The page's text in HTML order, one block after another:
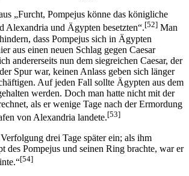
„Furcht, Pompejus könne das königliche
Alexandria und Ägypten besetzten“.[52] Man
dass Pompejus sich in Ägypten
aus einen neuen Schlag gegen Caesar
andererseits nun dem siegreichen Caesar, der
Spur war, keinen Anlass geben sich länger
Auf jeden Fall sollte Ägypten aus dem
werden. Doch man hatte nicht mit der
als er wenige Tage nach der Ermordung
von Alexandria landete.[53]
drei Tage später ein; als ihm
des Pompejus und seinen Ring brachte, war er
[54]